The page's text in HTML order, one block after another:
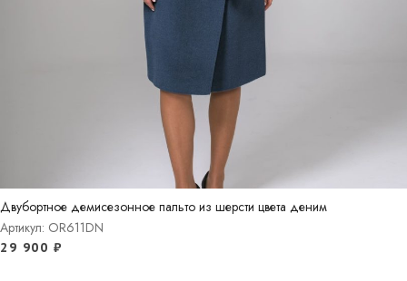
Двубортное демисезонное пальто из шерсти цвета деним
Артикул: OR611DN
29 900 ₽